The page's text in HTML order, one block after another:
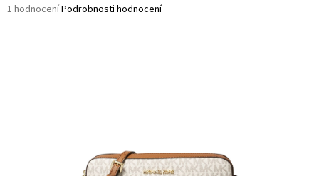
Průměrné
1 hodnoceníPodrobnosti hodnocení